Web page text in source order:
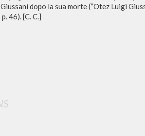
dopo la sua morte (“Otez Luigi
46). [C. C.]